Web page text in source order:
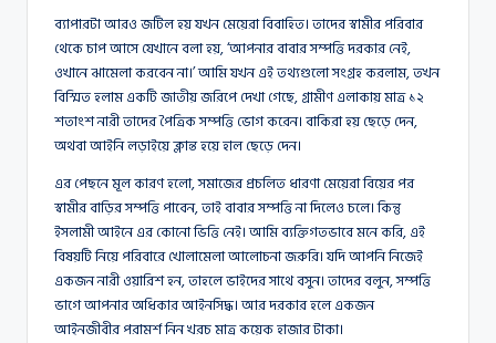
ব্যাপারটা আরও জটিল হয় যখন মেয়েরা বিবাহিত। তাদের স্বামীর পরিবার
থেকে চাপ আসে যেখানে বলা হয়, ‘আপনার বাবার সম্পত্তি দরকার নেই,
ওখানে ঝামেলা করবেন না।’ আমি যখন এই তথ্যগুলো সংগ্রহ করলাম, তখন
বিস্মিত হলাম একটি জাতীয় জরিপে দেখা গেছে, গ্রামীণ এলাকায় মাত্র ১২
শতাংশ নারী তাদের পৈত্রিক সম্পত্তি ভোগ করেন। বাকিরা হয় ছেড়ে দেন,
অথবা আইনি লড়াইয়ে ক্লান্ত হয়ে হাল ছেড়ে দেন।
এর পেছনে মূল কারণ হলো, সমাজের প্রচলিত ধারণা মেয়েরা বিয়ের পর
স্বামীর বাড়ির সম্পত্তি পাবেন, তাই বাবার সম্পত্তি না দিলেও চলে। কিন্তু
ইসলামী আইনে এর কোনো ভিত্তি নেই। আমি ব্যক্তিগতভাবে মনে করি, এই
বিষয়টি নিয়ে পরিবারে খোলামেলা আলোচনা জরুরি। যদি আপনি নিজেই
একজন নারী ওয়ারিশ হন, তাহলে ভাইদের সাথে বসুন। তাদের বলুন, সম্পত্তি
ভাগে আপনার অধিকার আইনসিদ্ধ। আর দরকার হলে একজন
আইনজীবীর পরামর্শ নিন খরচ মাত্র কয়েক হাজার টাকা।